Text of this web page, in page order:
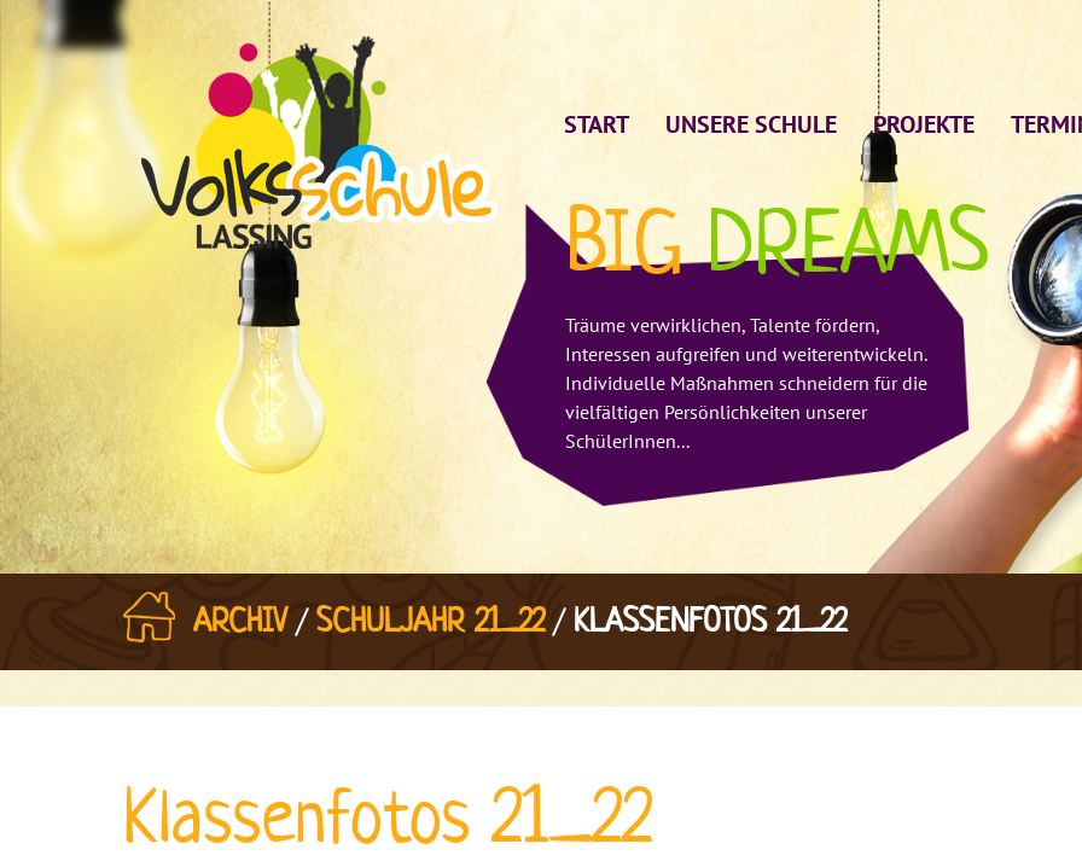
START UNSERE SCHULE PROJEKTE
BIGDREAMS
Träume verwirklichen, Talente fördern,
Interessen aufgreifen und weiterentwickeln.
Individuelle Maßnahmen schneidern für die
vielfältigen Persönlichkeiten unserer
SchülerInnen...
ARCHIV/SCHULJAHR 21_22/ KLASSENFOTOS 21_22
Klassenfotos 21_22